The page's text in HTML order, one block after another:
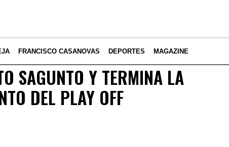
FRANCISCO CASANOVAS DEPORTES MAGAZINE
SAGUNTO Y TERMINA LA
DEL PLAY OFF